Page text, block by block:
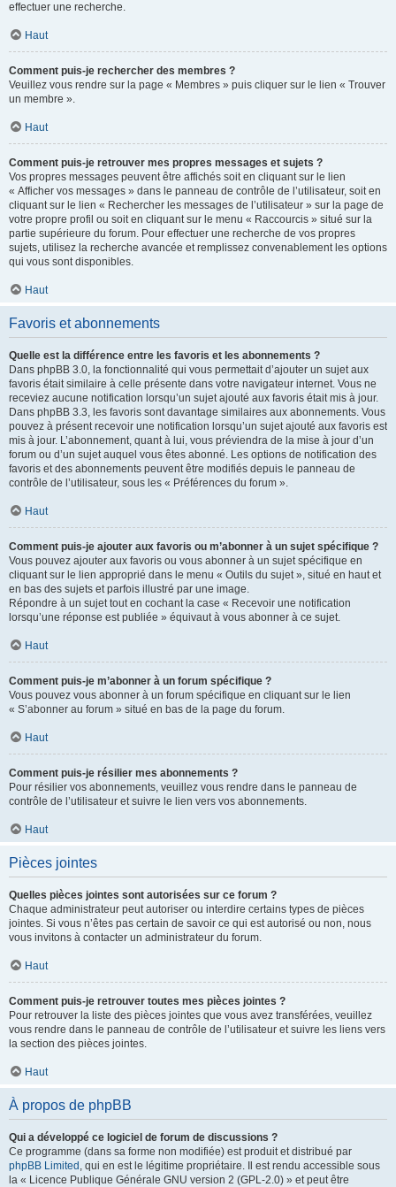
effectuer une recherche.
Haut
Comment puis-je rechercher des membres ?
Veuillez vous rendre sur la page « Membres » puis cliquer sur le lien « Trouver
un membre ».
Haut
Comment puis-je retrouver mes propres messages et sujets ?
Vos propres messages peuvent être affichés soit en cliquant sur le lien
« Afficher vos messages » dans le panneau de contrôle de l’utilisateur, soit en
cliquant sur le lien « Rechercher les messages de l’utilisateur » sur la page de
votre propre profil ou soit en cliquant sur le menu « Raccourcis » situé sur la
partie supérieure du forum. Pour effectuer une recherche de vos propres
sujets, utilisez la recherche avancée et remplissez convenablement les options
qui vous sont disponibles.
Haut
Favoris et abonnements
Quelle est la différence entre les favoris et les abonnements ?
Dans phpBB 3.0, la fonctionnalité qui vous permettait d’ajouter un sujet aux
favoris était similaire à celle présente dans votre navigateur internet. Vous ne
receviez aucune notification lorsqu’un sujet ajouté aux favoris était mis à jour.
Dans phpBB 3.3, les favoris sont davantage similaires aux abonnements. Vous
pouvez à présent recevoir une notification lorsqu’un sujet ajouté aux favoris est
mis à jour. L’abonnement, quant à lui, vous préviendra de la mise à jour d’un
forum ou d’un sujet auquel vous êtes abonné. Les options de notification des
favoris et des abonnements peuvent être modifiés depuis le panneau de
contrôle de l’utilisateur, sous les « Préférences du forum ».
Haut
Comment puis-je ajouter aux favoris ou m’abonner à un sujet spécifique ?
Vous pouvez ajouter aux favoris ou vous abonner à un sujet spécifique en
cliquant sur le lien approprié dans le menu « Outils du sujet », situé en haut et
en bas des sujets et parfois illustré par une image.
Répondre à un sujet tout en cochant la case « Recevoir une notification
lorsqu’une réponse est publiée » équivaut à vous abonner à ce sujet.
Haut
Comment puis-je m’abonner à un forum spécifique ?
Vous pouvez vous abonner à un forum spécifique en cliquant sur le lien
« S’abonner au forum » situé en bas de la page du forum.
Haut
Comment puis-je résilier mes abonnements ?
Pour résilier vos abonnements, veuillez vous rendre dans le panneau de
contrôle de l’utilisateur et suivre le lien vers vos abonnements.
Haut
Pièces jointes
Quelles pièces jointes sont autorisées sur ce forum ?
Chaque administrateur peut autoriser ou interdire certains types de pièces
jointes. Si vous n’êtes pas certain de savoir ce qui est autorisé ou non, nous
vous invitons à contacter un administrateur du forum.
Haut
Comment puis-je retrouver toutes mes pièces jointes ?
Pour retrouver la liste des pièces jointes que vous avez transférées, veuillez
vous rendre dans le panneau de contrôle de l’utilisateur et suivre les liens vers
la section des pièces jointes.
Haut
À propos de phpBB
Qui a développé ce logiciel de forum de discussions ?
Ce programme (dans sa forme non modifiée) est produit et distribué par
phpBB Limited , qui en est le légitime propriétaire. Il est rendu accessible sous
la « Licence Publique Générale GNU version 2 (GPL-2.0) » et peut être